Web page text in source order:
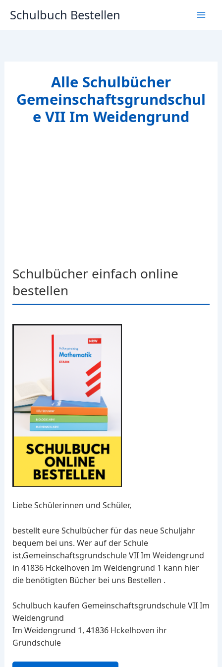
InhaltSchulbuch Bestellen
Alle Schulbücher
Gemeinschaftsgrundschul
e VII Im Weidengrund
Schulbücher einfach online
bestellen
Liebe Schülerinnen und Schüler,
bestellt eure Schulbücher für das neue Schuljahr
bequem bei uns. Wer auf der Schule
ist,Gemeinschaftsgrundschule VII Im Weidengrund
in 41836 Hckelhoven Im Weidengrund 1 kann hier
die benötigten Bücher bei uns Bestellen .
Schulbuch kaufen Gemeinschaftsgrundschule VII Im
Weidengrund
Im Weidengrund 1, 41836 Hckelhoven ihr
Grundschule